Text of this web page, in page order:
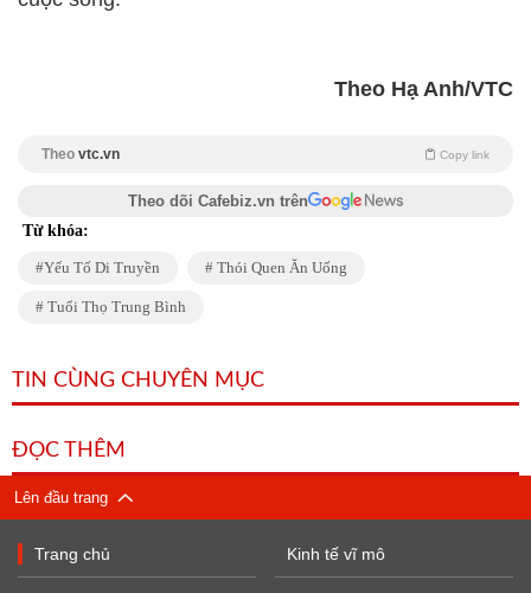
Theo Hạ Anh/VTC
Theo vtc.vn Copy link
Theo dõi Cafebiz.vn trên
Từ khóa:
Yếu Tố Di Truyền Thói Quen Ăn Uống
Tuổi Thọ Trung Bình
TIN CÙNG CHUYÊN MỤC
ĐỌC THÊM
Lên đầu trang
Trang chủ Kinh tế vĩ mô